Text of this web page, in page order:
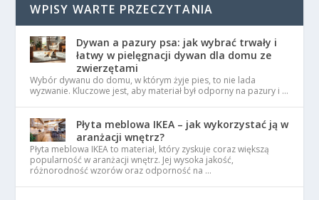
WPISY WARTE PRZECZYTANIA
Dywan a pazury psa: jak wybrać trwały i
łatwy w pielęgnacji dywan dla domu ze
zwierzętami
Wybór dywanu do domu, w którym żyje pies, to nie lada
wyzwanie. Kluczowe jest, aby materiał był odporny na pazury i …
Płyta meblowa IKEA – jak wykorzystać ją w
aranżacji wnętrz?
Płyta meblowa IKEA to materiał, który zyskuje coraz większą
popularność w aranżacji wnętrz. Jej wysoka jakość,
różnorodność wzorów oraz odporność na …